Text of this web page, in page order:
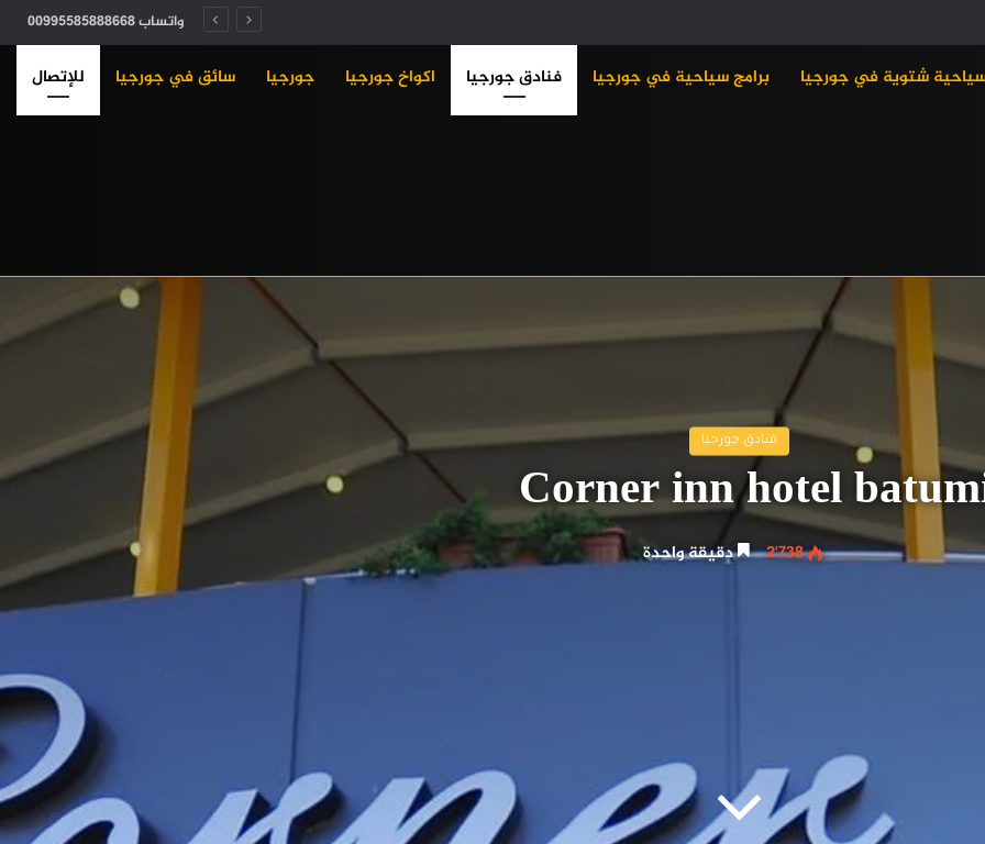
واتساب 00995585888668
سياحية شتوية في جورجيا برامج سياحية في جورجيا فنادق جورجيا اكواخ جورجيا جورجيا سائق في جورجيا للإتصال
فنادق جورجيا
Corner inn hotel
2٬738 دقيقة واحدة